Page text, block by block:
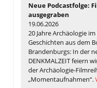
Neue Podcastfolge:
ausgegraben
19.06.2026
20 Jahre Archäologie
Geschichten aus dem
Brandenburgs: In der
DENKMALZEIT feiern
der Archäologie-
„Momentaufnahmen“.